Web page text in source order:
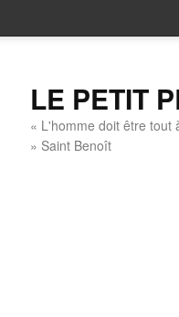
LE PETIT
« L'homme doit être tout
» Saint Benoît